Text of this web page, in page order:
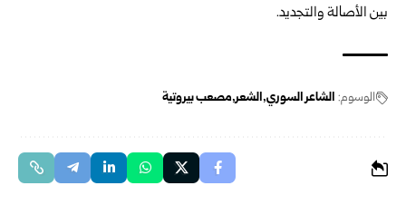
بين الأصالة والتجديد.
الوسوم: الشاعر السوري الشعر مصعب بيروتية